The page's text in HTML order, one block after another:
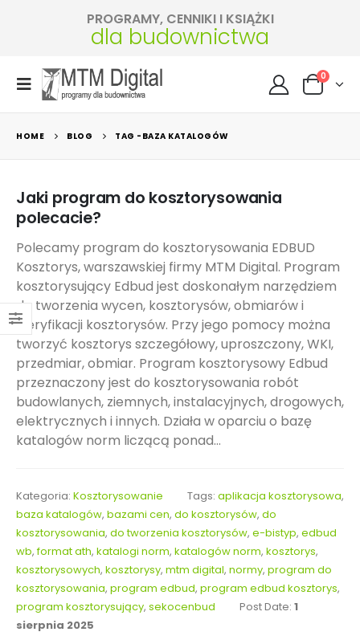
PROGRAMY, CENNIKI I KSIĄŻKI
dla budownictwa
0
HOME BLOG TAG - BAZA KATALOGÓW
Jaki program do kosztorysowania
polecacie?
Polecamy program do kosztorysowania EDBUD
Kosztorys, warszawskiej firmy MTM Digital. Program
kosztorysujący Edbud jest doskonałym narzędziem
do tworzenia wycen, kosztorysów, obmiarów i
weryfikacji kosztorysów. Przy jego pomocy można
tworzyć kosztorys szczegółowy, uproszczony, WKI,
przedmiar, obmiar. Program kosztorysowy Edbud
przeznaczony jest do kosztorysowania robót
budowlanych, ziemnych, instalacyjnych, drogowych,
elektrycznych i innych. Działa w oparciu o bazę
katalogów norm liczącą ponad...
Kategoria: Kosztorysowanie Tags: aplikacja kosztorysowa,
baza katalogów, bazami cen, do kosztorysów, do
kosztorysowania, do tworzenia kosztorysów, e-bistyp, edbud
wb,format ath, katalogi norm, katalogów norm, kosztorys,
kosztorysowych, kosztorysy, mtm digital, normy, program do
kosztorysowania, program edbud, program edbud kosztorys,
program kosztorysujący, sekocenbud Post Date: 1
sierpnia 2025